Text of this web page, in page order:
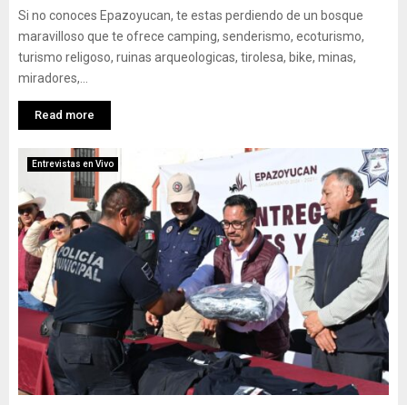
Si no conoces Epazoyucan, te estas perdiendo de un bosque
maravilloso que te ofrece camping, senderismo, ecoturismo,
turismo religoso, ruinas arqueologicas, tirolesa, bike, minas,
miradores,...
Read more
Entrevistas en Vivo